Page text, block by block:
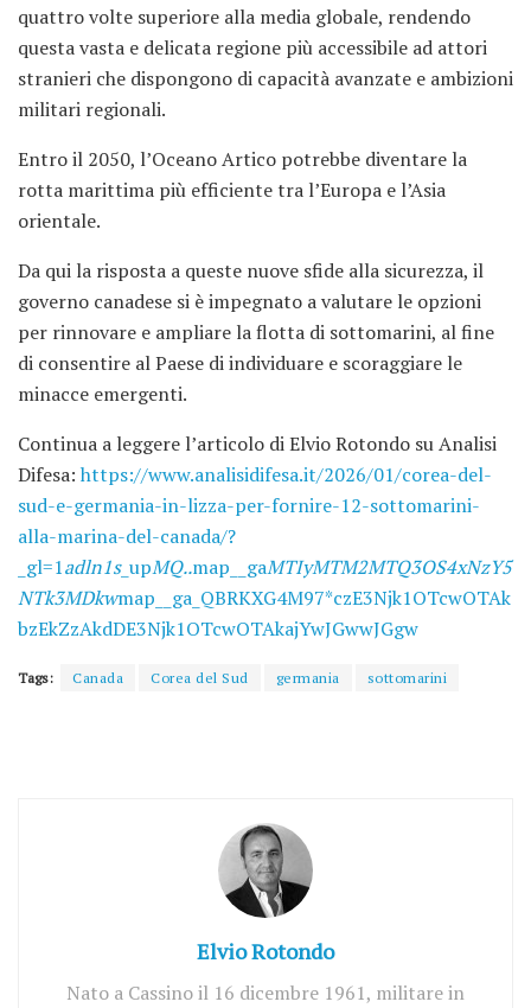
quattro volte superiore alla media globale, rendendo
questa vasta e delicata regione più accessibile ad attori
stranieri che dispongono di capacità avanzate e ambizioni
militari regionali.
Entro il 2050, l’Oceano Artico potrebbe diventare la
rotta marittima più efficiente tra l’Europa e l’Asia
orientale.
Da qui la risposta a queste nuove sfide alla sicurezza, il
governo canadese si è impegnato a valutare le opzioni
per rinnovare e ampliare la flotta di sottomarini, al fine
di consentire al Paese di individuare e scoraggiare le
minacce emergenti.
Continua a leggere l’articolo di Elvio Rotondo su Analisi
Difesa: https://www.analisidifesa.it/2026/01/corea-del-
sud-e-germania-in-lizza-per-fornire-12-sottomarini-
alla-marina-del-canada/?
_gl=1adln1s_upMQ..map__gaMTIyMTM2MTQ3OS4xNzY5
NTk3MDkwmap__ga_QBRKXG4M97*czE3Njk1OTcwOTAk
bzEkZzAkdDE3Njk1OTcwOTAkajYwJGwwJGgw
Tags: Canada Corea del Sud germania sottomarini
Elvio Rotondo
Nato a Cassino il 16 dicembre 1961, militare in